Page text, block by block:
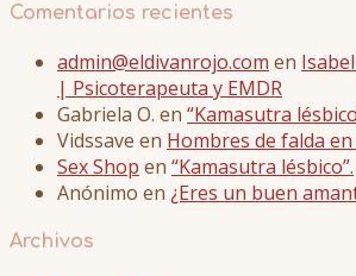
Comentarios recientes
admin@eldivanrojo.com en
| Psicoterapeuta y EMDR
Gabriela O. en “Kamasutra
Vidssave en Hombres de falda
Sex Shop en “Kamasutra lésbico”.
Anónimo en ¿Eres un buen
Archivos